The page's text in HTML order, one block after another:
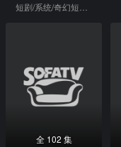
全 102 集